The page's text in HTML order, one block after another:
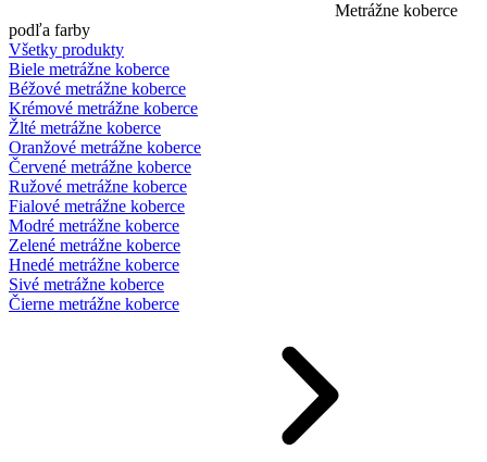
Metrážne koberce
podľa farby
Všetky produkty
Biele metrážne koberce
Béžové metrážne koberce
Krémové metrážne koberce
Žlté metrážne koberce
Oranžové metrážne koberce
Červené metrážne koberce
Ružové metrážne koberce
Fialové metrážne koberce
Modré metrážne koberce
Zelené metrážne koberce
Hnedé metrážne koberce
Sivé metrážne koberce
Čierne metrážne koberce